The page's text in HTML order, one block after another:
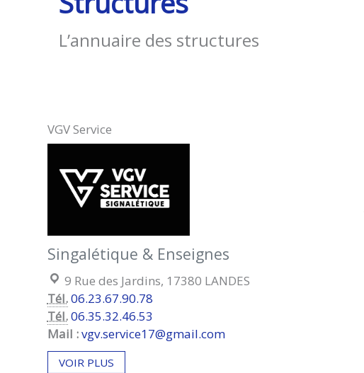
(17380)
L’annuaire des structures
VGV Service
Singalétique & Enseignes
Localisation :
9 Rue des Jardins, 17380 LANDES
Tél.06.23.67.90.78
Tél.06.35.32.46.53
Mail :vgv.service17@gmail.com
VOIR PLUS